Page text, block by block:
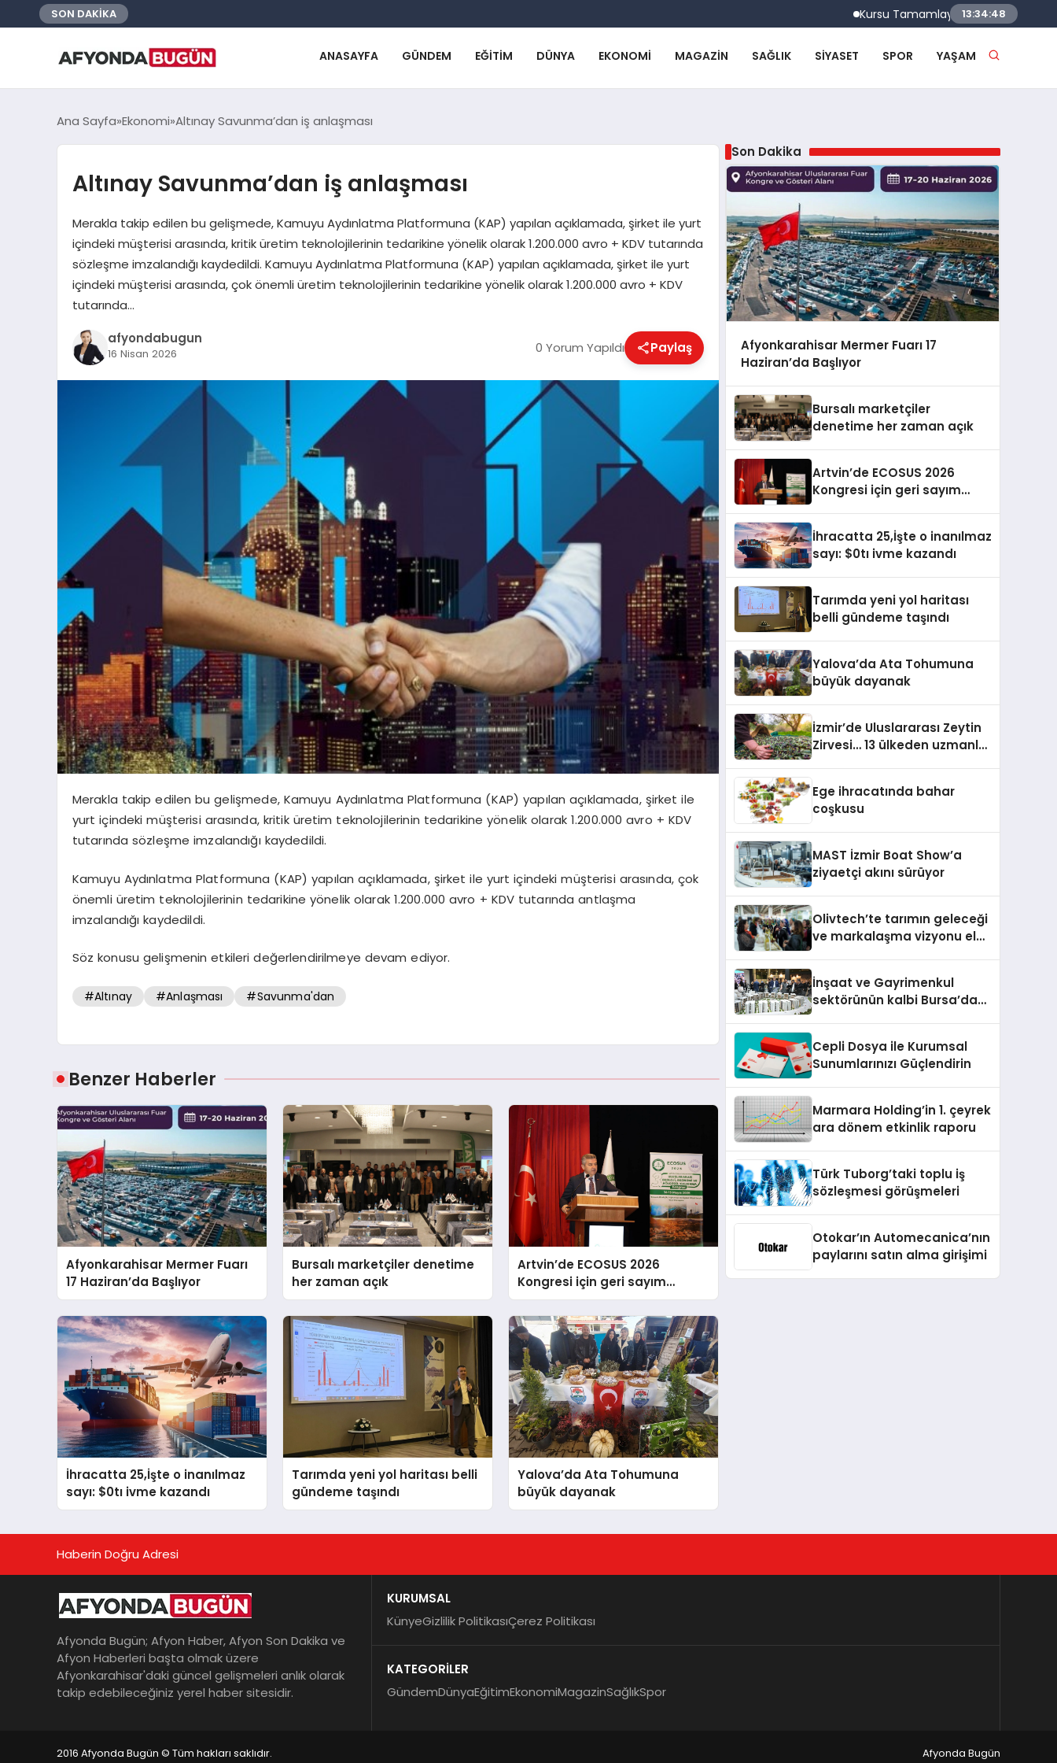
SON DAKİKA Kursu Tamamlayan Sürücülere
13:34:49
ANASAYFA GÜNDEM EĞITIM DÜNYA EKONOMI MAGAZIN SAĞLIK SIYASET SPOR YAŞAM
Ana Sayfa Ekonomi Altınay Savunma’dan iş anlaşması
Altınay Savunma’dan iş anlaşması
Merakla takip edilen bu gelişmede, Kamuyu Aydınlatma Platformuna (KAP) yapılan açıklamada, şirket ile yurt
içindeki müşterisi arasında, kritik üretim teknolojilerinin tedarikine yönelik olarak 1.200.000 avro + KDV tutarında
sözleşme imzalandığı kaydedildi. Kamuyu Aydınlatma Platformuna (KAP) yapılan açıklamada, şirket ile yurt
içindeki müşterisi arasında, çok önemli üretim teknolojilerinin tedarikine yönelik olarak 1.200.000 avro + KDV
tutarında…
afyondabugun
16 Nisan 2026 0 Yorum Yapıldı Paylaş
Merakla takip edilen bu gelişmede, Kamuyu Aydınlatma Platformuna (KAP) yapılan açıklamada, şirket ile
yurt içindeki müşterisi arasında, kritik üretim teknolojilerinin tedarikine yönelik olarak 1.200.000 avro + KDV
tutarında sözleşme imzalandığı kaydedildi.
Kamuyu Aydınlatma Platformuna (KAP) yapılan açıklamada, şirket ile yurt içindeki müşterisi arasında, çok
önemli üretim teknolojilerinin tedarikine yönelik olarak 1.200.000 avro + KDV tutarında antlaşma
imzalandığı kaydedildi.
Söz konusu gelişmenin etkileri değerlendirilmeye devam ediyor.
#Altınay #Anlaşması #Savunma'dan
Benzer Haberler
Afyonkarahisar Mermer Fuarı
17 Haziran’da Başlıyor
Bursalı marketçiler denetime
her zaman açık
Artvin’de ECOSUS 2026
Kongresi için geri sayım
koyuldu
İhracatta 25,İşte o inanılmaz
sayı: $0tı ivme kazandı
Tarımda yeni yol haritası belli
gündeme taşındı
Yalova’da Ata Tohumuna
büyük dayanak
Son Dakika
Afyonkarahisar Mermer Fuarı 17
Haziran’da Başlıyor
Bursalı marketçiler
denetime her zaman açık
Artvin’de ECOSUS 2026
Kongresi için geri sayım
İhracatta 25,İşte o inanılmaz
sayı: $0tı ivme kazandı
Tarımda yeni yol haritası
belli gündeme taşındı
Yalova’da Ata Tohumuna
büyük dayanak
İzmir’de Uluslararası Zeytin
Zirvesi… 13 ülkeden uzmanlar
Ege ihracatında bahar
coşkusu
MAST İzmir Boat Show’a
ziyaetçi akını sürüyor
Olivtech’te tarımın geleceği
ve markalaşma vizyonu ele
İnşaat ve Gayrimenkul
sektörünün kalbi Bursa’da
Cepli Dosya ile Kurumsal
Sunumlarınızı Güçlendirin
Marmara Holding’in 1. çeyrek
ara dönem etkinlik raporu
Türk Tuborg’taki toplu iş
sözleşmesi görüşmeleri
Otokar’ın Automecanica’nın
paylarını satın alma girişimi
Haberin Doğru Adresi
Afyonda Bugün; Afyon Haber, Afyon Son Dakika ve
Afyon Haberleri başta olmak üzere
Afyonkarahisar'daki güncel gelişmeleri anlık olarak
takip edebileceğiniz yerel haber sitesidir.
KURUMSAL
KünyeGizlilik PolitikasıÇerez Politikası
KATEGORİLER
GündemDünyaEğitimEkonomiMagazinSağlıkSpor
2016 Afyonda Bugün © Tüm hakları saklıdır. Afyonda Bugün